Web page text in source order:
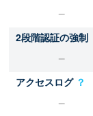
2段階認証の強制
アクセスログ ？